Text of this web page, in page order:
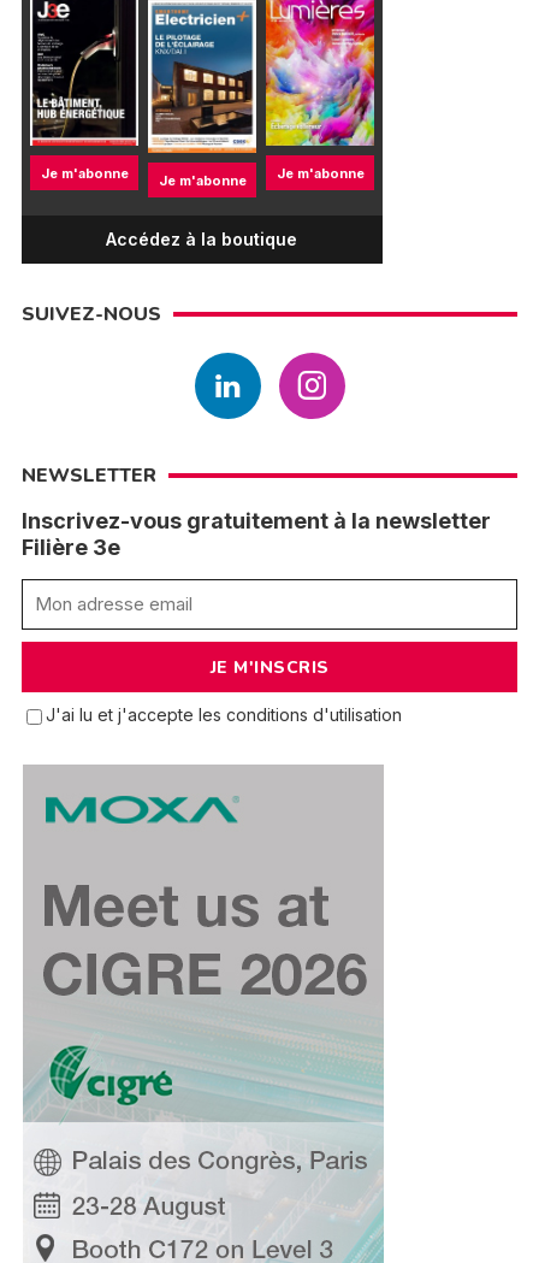
Je m'abonne Je m'abonne Je m'abonne
Accédez à la boutique
SUIVEZ-NOUS
NEWSLETTER
Inscrivez-vous gratuitement à la newsletter
Filière 3e
J'ai lu et j'accepte les conditions d'utilisation